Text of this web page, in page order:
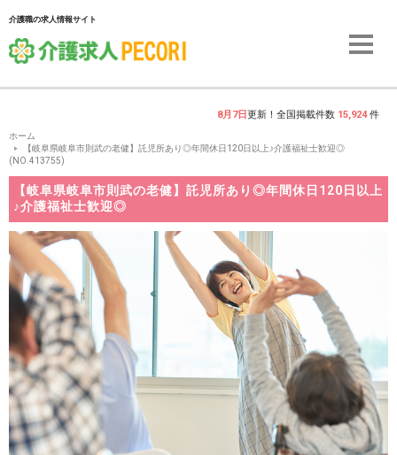
介護職の求人情報サイト
8月7日更新！全国掲載件数 15,924件
ホーム
【岐阜県岐阜市則武の老健】託児所あり◎年間休日120日以上♪介護福祉士歓迎◎
(NO.413755)
【岐阜県岐阜市則武の老健】託児所あり◎年間休日120日以上
♪介護福祉士歓迎◎